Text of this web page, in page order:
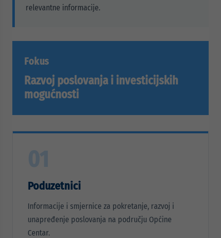
relevantne informacije.
Fokus
Razvoj poslovanja i investicijskih
mogućnosti
Poduzetnici
Informacije i smjernice za pokretanje, razvoj i
unapređenje poslovanja na području Općine
Centar.